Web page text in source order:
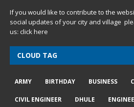
If you would like to contribute to the
social updates of your city and village
us: click here
CLOUD TAG
ARMY BIRTHDAY BUSINESS
CIVIL ENGINEER DHULE